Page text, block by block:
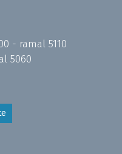
- ramal 5110
5060